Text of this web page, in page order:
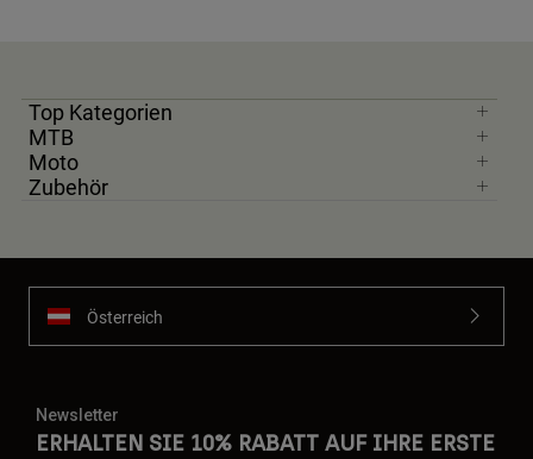
Top Kategorien
MTB
Moto
Zubehör
Österreich
Newsletter
ERHALTEN SIE 10% RABATT AUF IHRE ERSTE